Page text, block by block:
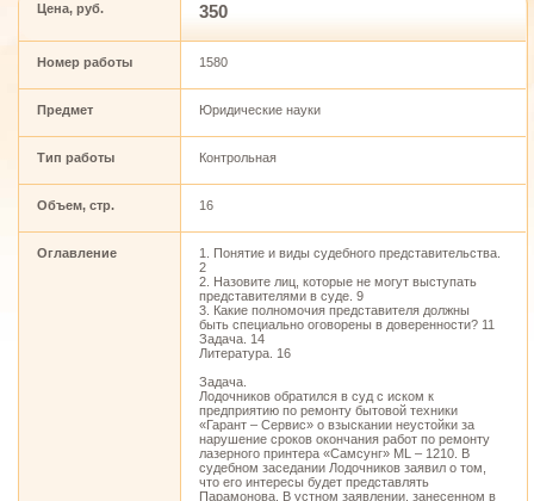
Цена, руб. 350
Номер работы 1580
Предмет Юридические науки
Тип работы Контрольная
Объем, стр. 16
Оглавление
1. Понятие и виды судебного представительства.
2
2. Назовите лиц, которые не могут выступать
представителями в суде. 9
3. Какие полномочия представителя должны
быть специально оговорены в доверенности? 11
Задача. 14
Литература. 16
Задача.
Лодочников обратился в суд с иском к
предприятию по ремонту бытовой техники
«Гарант – Сервис» о взыскании неустойки за
нарушение сроков окончания работ по ремонту
лазерного принтера «Самсунг» ML – 1210. В
судебном заседании Лодочников заявил о том,
что его интересы будет представлять
Парамонова. В устном заявлении, занесенном в